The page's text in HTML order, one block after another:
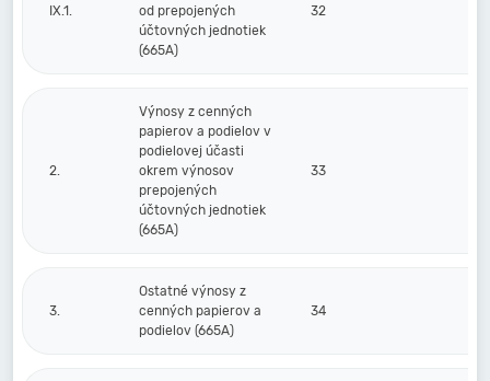
IX.1.
od prepojených
účtovných jednotiek
(665A)
32
2.
Výnosy z cenných
papierov a podielov v
podielovej účasti
okrem výnosov
prepojených
účtovných jednotiek
(665A)
33
3.
Ostatné výnosy z
cenných papierov a
podielov (665A)
34